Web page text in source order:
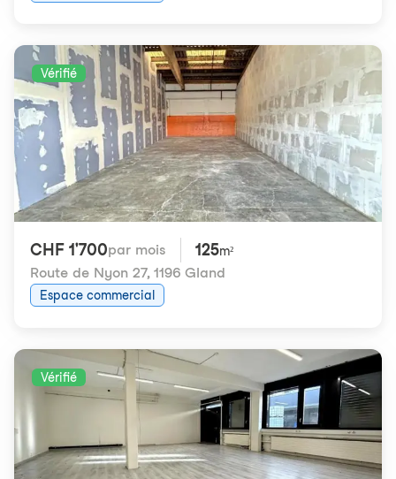
Vérifié
CHF 1'700par mois 125m²
Route de Nyon 27, 1196 Gland
Espace commercial
Vérifié